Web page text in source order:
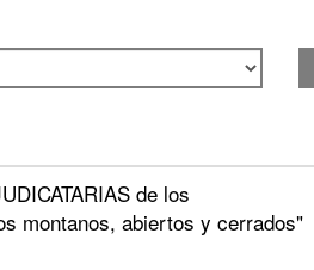
de los
montanos, abiertos y cerrados"